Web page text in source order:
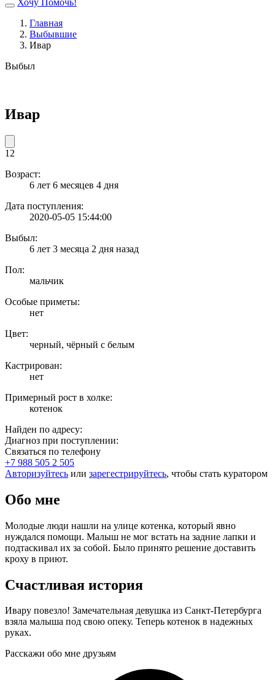
Хочу Помочь!
Главная
Выбывшие
Ивар
Выбыл
Ивар
12
Возраст:
6 лет 6 месяцев 4 дня
Дата поступления:
2020-05-05 15:44:00
Выбыл:
6 лет 3 месяца 2 дня назад
Пол:
мальчик
Особые приметы:
нет
Цвет:
черный, чёрный с белым
Кастрирован:
нет
Примерный рост в холке:
котенок
Найден по адресу:
Диагноз при поступлении:
Связаться по телефону
+7 988 505 2 505
Авторизуйтесь или зарегестрируйтесь, чтобы стать куратором
Обо мне
Молодые люди нашли на улице котенка, который явно
нуждался помощи. Малыш не мог встать на задние лапки и
подтаскивал их за собой. Было принято решение доставить
кроху в приют.
Счастливая история
Ивару повезло! Замечательная девушка из Санкт-Петербурга
взяла малыша под свою опеку. Теперь котенок в надежных
руках.
Расскажи обо мне друзьям